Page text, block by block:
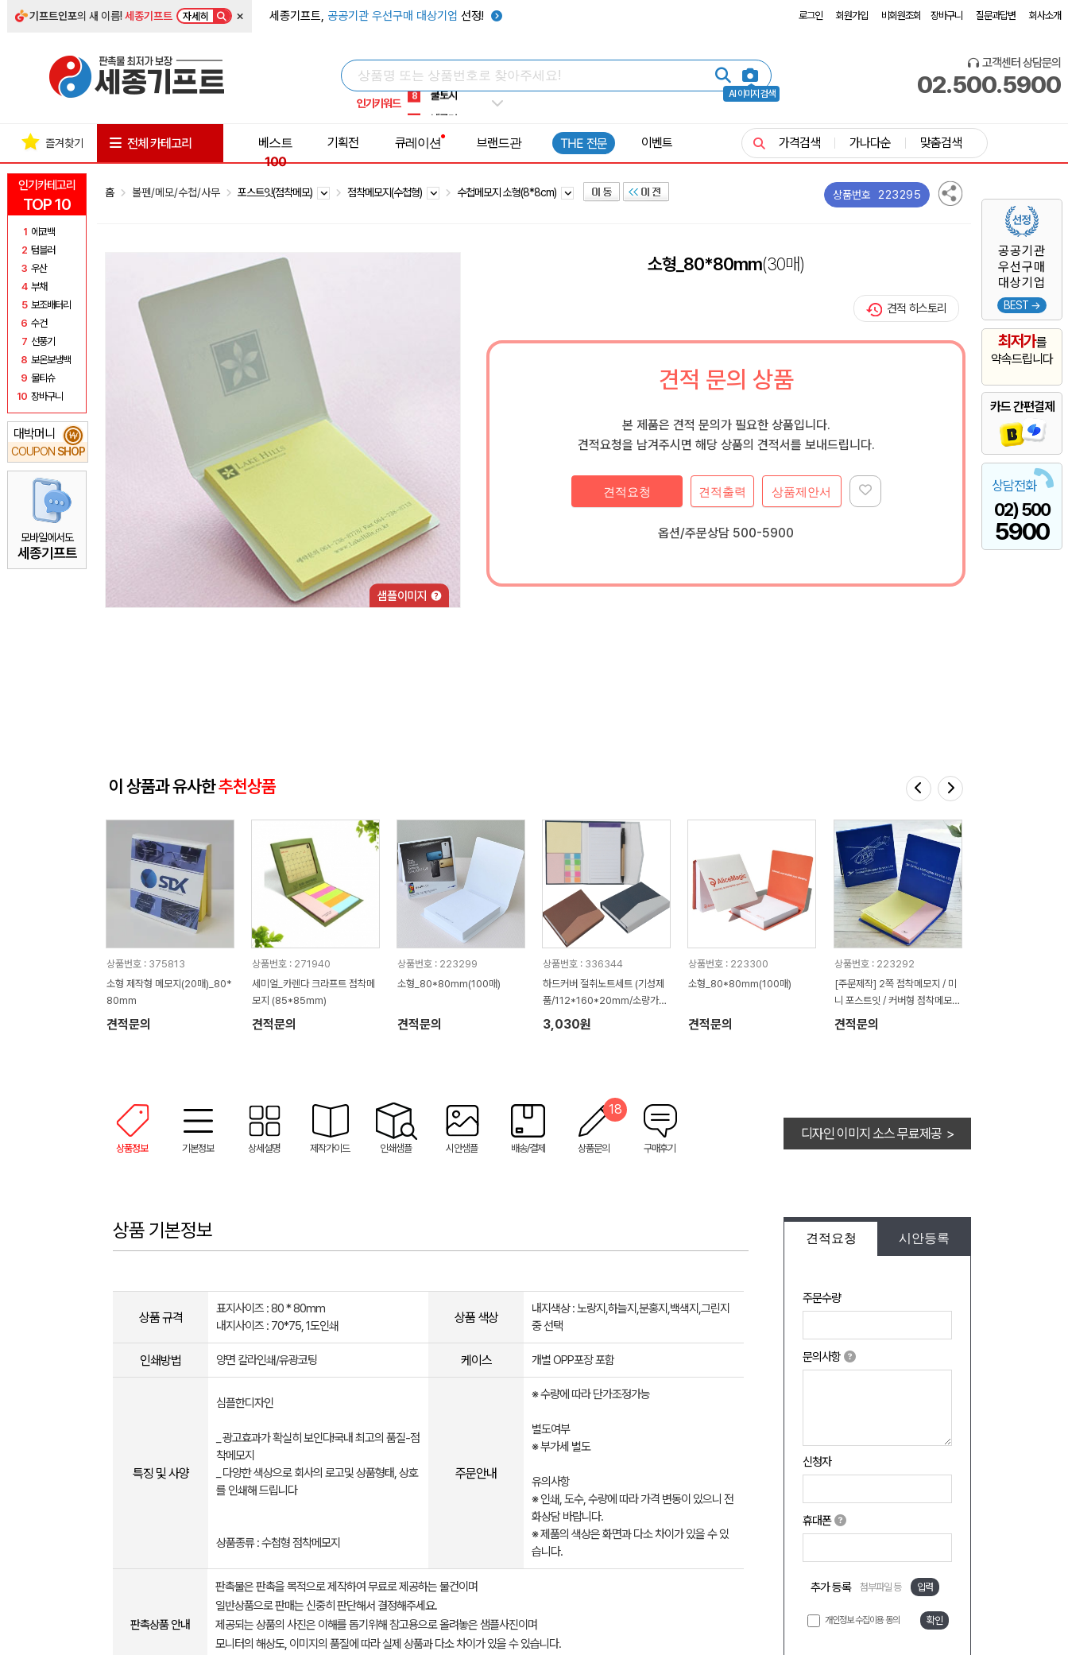
기프트인포의 새 이름!세종기프트 자세히 × 세종기프트, 공공기관 우선구매 대상기업 선정! 로그인 회원가입 비회원조회 장바구니 질문과답변 회사소개
AI 이미지 검색
인기키워드
5 키캡
8 쿨토시
9 넥쿨러
1 선풍기
고객센터 상담문의
02.500.5900
인기카테고리
TOP 10
1 에코백
2 텀블러
3 우산
4 부채
5 보조배터리
6 수건
7 선풍기
8 보온보냉백
9 물티슈
10 장바구니
대박머니
COUPON SHOP
₩
모바일에서도
세종기프트
공공기관
우선구매
대상기업
BEST →
최저가를
약속드립니다
카드 간편결제
상담전화
02) 500
5900
즐겨찾기 전체 카테고리
베스트
100
기획전 큐레이션 브랜드관 THE 전문 이벤트 가격검색 가나다순 맞춤검색
홈 볼펜/메모/수첩/사무 포스트잇(점착메모) 점착메모지(수첩형) 수첩메모지 소형(8*8cm) 상품번호 223295
소형_80*80mm(30매)
견적 히스토리
견적 문의 상품
본 제품은 견적 문의가 필요한 상품입니다.
견적요청을 남겨주시면 해당 상품의 견적서를 보내드립니다.
견적요청 상품제안서
견적출력
옵션/주문상담 500-5900
이 상품과 유사한추천상품
상품번호 : 375813
소형 제작형 메모지(20매)_80*
80mm
견적문의
상품번호 : 271940
세미얼_카렌다 크라프트 점착메
모지 (85*85mm)
견적문의
상품번호 : 223299
소형_80*80mm(100매)
견적문의
상품번호 : 336344
하드커버 절취노트세트 (기성제
품/112*160*20mm/소량가
능)
3,030원
상품번호 : 223300
소형_80*80mm(100매)
견적문의
상품번호 : 223292
[주문제작] 2쪽 점착메모지 / 미
니 포스트잇 / 커버형 점착메모지
(20매)
견적문의
상품정보 기본정보 상세설명 제작가이드 인쇄샘플 시안샘플 배송/결제 상품문의
18
구매후기
디자인 이미지 소스 무료제공 >
견적요청 시안등록
주문수량
문의사항
신청자
휴대폰
추가 등록 첨부파일 등 입력
개인정보 수집이용 동의 확인
상품 기본정보
상품 규격
표지사이즈 : 80 * 80mm
내지사이즈 : 70*75, 1도인쇄
상품 색상
내지색상 : 노랑지,하늘지,분홍지,백색지,그린지
중 선택
인쇄방법 양면 칼라인쇄/유광코팅 케이스 개별 OPP포장 포함
특징 및 사양
심플한디자인
_ 광고효과가 확실히 보인다!국내 최고의 품질-점
착메모지
_ 다양한 색상으로 회사의 로고및 상품형태, 상호
를 인쇄해 드립니다
상품종류 : 수첩형 점착메모지
주문안내
※ 수량에 따라 단가조정가능
별도여부
※ 부가세 별도​​​
유의사항
※ 인쇄, 도수, 수량에 따라 가격 변동이 있으니 전
화상담 바랍니다.
※ 제품의 색상은 화면과 다소 차이가 있을 수 있
습니다.
판촉상품 안내
판촉물은 판촉을 목적으로 제작하여 무료로 제공하는 물건이며
일반상품으로 판매는 신중히 판단해서 결정해주세요.
제공되는 상품의 사진은 이해를 돕기위해 참고용으로 올려놓은 샘플사진이며
모니터의 해상도, 이미지의 품질에 따라 실제 상품과 다소 차이가 있을 수 있습니다.